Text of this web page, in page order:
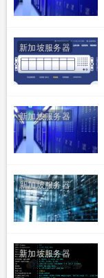
新加坡服务器
新加坡服务器
新加坡服务器
新加坡服务器